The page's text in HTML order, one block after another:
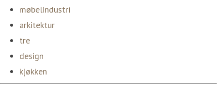
møbelindustri
arkitektur
tre
design
kjøkken